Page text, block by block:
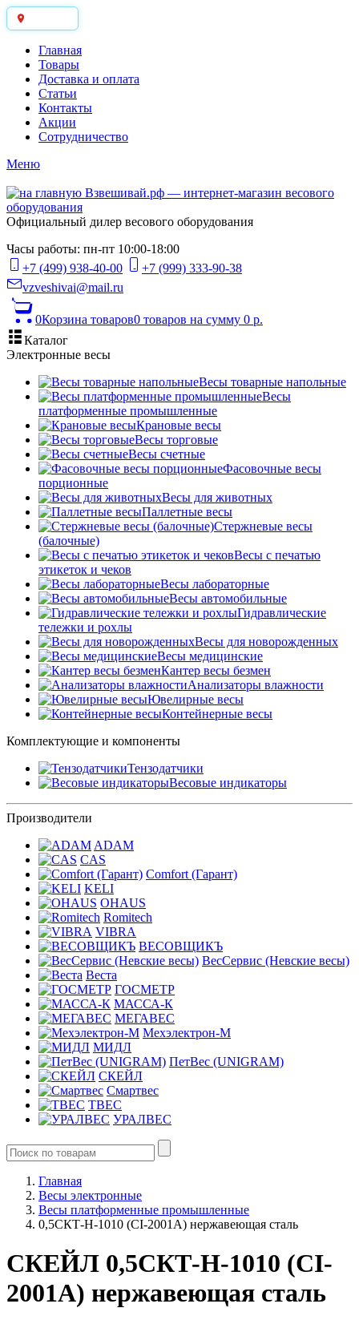
Главная
Товары
Доставка и оплата
Статьи
Контакты
Акции
Сотрудничество
Меню
Официальный дилер весового оборудования
Часы работы: пн-пт 10:00-18:00
+7 (499) 938-40-00
+7 (999) 333-90-38
vzveshivai@mail.ru
0Корзина товаров0 товаров на сумму 0 р.
Каталог
Электронные весы
Весы товарные напольные
Весы
платформенные промышленные
Крановые весы
Весы торговые
Весы счетные
Фасовочные весы
порционные
Весы для животных
Паллетные весы
Стержневые весы
(балочные)
Весы c печатью
этикеток и чеков
Весы лабораторные
Весы автомобильные
Гидравлические
тележки и рохлы
Весы для новорожденных
Весы медицинские
Кантер весы безмен
Анализаторы влажности
Ювелирные весы
Контейнерные весы
Комплектующие и компоненты
Тензодатчики
Весовые индикаторы
Производители
ADAM
CAS
Comfort (Гарант)
KELI
OHAUS
Romitech
VIBRA
ВЕСОВЩИКЪ
ВесСервис (Невские весы)
Веста
ГОСМЕТР
МАССА-К
МЕГАВЕС
Мехэлектрон-М
МИДЛ
ПетВес (UNIGRAM)
СКЕЙЛ
Смартвес
ТВЕС
УРАЛВЕС
Главная
Весы электронные
Весы платформенные промышленные
0,5СКТ-Н-1010 (CI-2001A) нержавеющая сталь
СКЕЙЛ 0,5СКТ-Н-1010 (CI-
2001A) нержавеющая сталь